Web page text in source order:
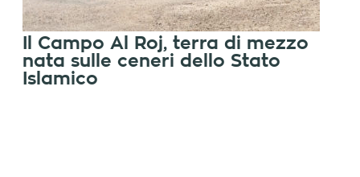
Il Campo Al Roj, terra di mezzo
nata sulle ceneri dello Stato
Islamico